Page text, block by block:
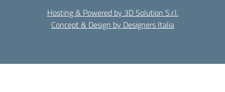
Hosting & Powered by 3D Solution S.r.l.
Concept & Design by Designers Italia